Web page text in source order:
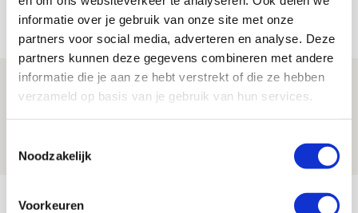
informatie over je gebruik van onze site met onze
partners voor social media, adverteren en analyse. Deze
partners kunnen deze gegevens combineren met andere
informatie die je aan ze hebt verstrekt of die ze hebben
verzameld op basis van je gebruik van hun services.
Noodzakelijk
Voorkeuren
Net binnen //
Ter Stegen over uitdagingen en
leidersrol bij Ajax
NIEUWS
Míchels elf: zie jij al rol voor